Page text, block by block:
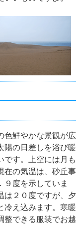
色鮮やかな景観が広
陽の日差しを浴び暖
です。上空には月も
在の気温は、砂丘事
９度を示していま
は２０度ですが、夕
冷え込みます。寒暖
整できる服装でお越